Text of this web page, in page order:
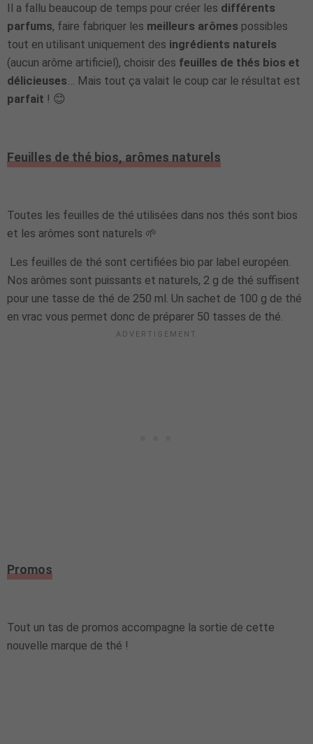
Il a fallu beaucoup de temps pour créer les différents
parfums, faire fabriquer les meilleurs arômes possibles
tout en utilisant uniquement des ingrédients naturels
(aucun arôme artificiel), choisir des feuilles de thés bios et
délicieuses … Mais tout ça valait le coup car le résultat est
parfait ! 😊
Feuilles de thé bios, arômes naturels
Toutes les feuilles de thé utilisées dans nos thés sont bios
et les arômes sont naturels 🌱
Les feuilles de thé sont certifiées bio par label européen.
Nos arômes sont puissants et naturels, 2 g de thé suffisent
pour une tasse de thé de 250 ml. Un sachet de 100 g de thé
en vrac vous permet donc de préparer 50 tasses de thé.
Promos
Tout un tas de promos accompagne la sortie de cette
nouvelle marque de thé !